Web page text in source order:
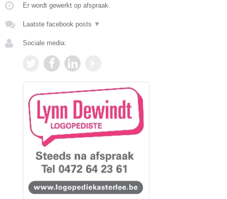
Er wordt gewerkt op afspraak.
Laatste facebook posts ▼
Sociale media: